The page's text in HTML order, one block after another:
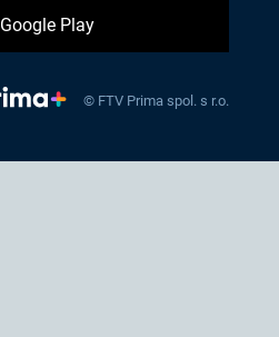
Google Play
© FTV Prima spol. s r.o.